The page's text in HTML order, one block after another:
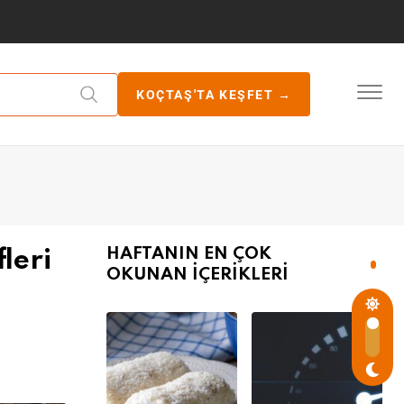
KOÇTAŞ'TA KEŞFET →
HAFTANIN EN ÇOK
OKUNAN İÇERİKLERİ